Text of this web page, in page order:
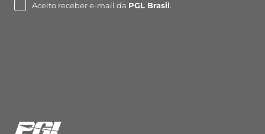
Aceito receber e-mail da PGL Brasil.